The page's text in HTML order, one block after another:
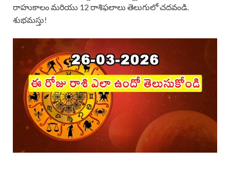
రాహుకాలం మరియు 12 రాశిఫలాలు తెలుగులో చదవండి.
శుభమస్తు!